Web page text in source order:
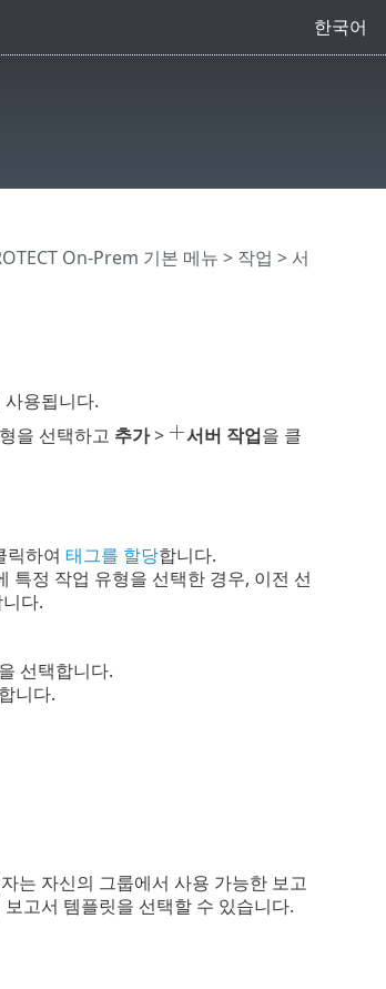
한국어
On-Prem 기본 메뉴 > 작업 > 서
용됩니다.
을 선택하고 추가> 서버 작업을 클
릭하여 태그를 할당합니다.
특정 작업 유형을 선택한 경우, 이전 선
다.
선택합니다.
니다.
는 자신의 그룹에서 사용 가능한 보고
고서 템플릿을 선택할 수 있습니다.